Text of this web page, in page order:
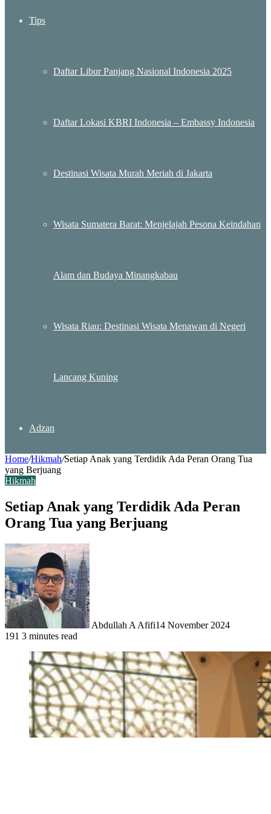
Tips
Daftar Libur Panjang Nasional Indonesia 2025
Daftar Lokasi KBRI Indonesia – Embassy Indonesia
Destinasi Wisata Murah Meriah di Jakarta
Wisata Sumatera Barat: Menjelajah Pesona Keindahan
Alam dan Budaya Minangkabau
Wisata Riau: Destinasi Wisata Menawan di Negeri
Lancang Kuning
Adzan
Home/Hikmah/Setiap Anak yang Terdidik Ada Peran Orang Tua
yang Berjuang
Hikmah
Setiap Anak yang Terdidik Ada Peran
Orang Tua yang Berjuang
Abdullah A Afifi14 November 2024
191 3 minutes read